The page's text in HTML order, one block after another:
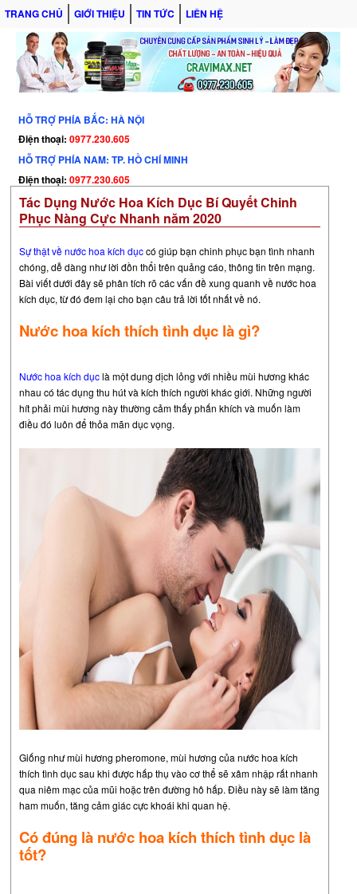
TRANG CHỦ GIỚI THIỆU TIN TỨC LIÊN HỆ
HỖ TRỢ PHÍA BẮC: HÀ NỘI
Điện thoại: 0977.230.605
HỖ TRỢ PHÍA NAM: TP. HỒ CHÍ MINH
Điện thoại: 0977.230.605
Tác Dụng Nước Hoa Kích Dục Bí Quyết Chinh
Phục Nàng Cực Nhanh năm 2020
Sự thật về nước hoa kích dụccó giúp bạn chinh phục bạn tình nhanh
chóng, dễ dàng như lời đồn thổi trên quảng cáo, thông tin trên mạng.
Bài viết dưới đây sẽ phân tích rõ các vấn đề xung quanh về nước hoa
kích dục, từ đó đem lại cho bạn câu trả lời tốt nhất về nó.
Nước hoa kích thích tình dục là gì?
Nước hoa kích dụclà một dung dịch lỏng với nhiều mùi hương khác
nhau có tác dụng thu hút và kích thích người khác giới. Những người
hít phải mùi hương này thường cảm thấy phấn khích và muốn làm
điều đó luôn để thỏa mãn dục vọng.
Giống như mùi hương pheromone, mùi hương của nước hoa kích
thích tình dục sau khi được hấp thụ vào cơ thể sẽ xâm nhập rất nhanh
qua niêm mạc của mũi hoặc trên đường hô hấp. Điều này sẽ làm tăng
ham muốn, tăng cảm giác cực khoái khi quan hệ.
Có đúng là nước hoa kích thích tình dục là
tốt?